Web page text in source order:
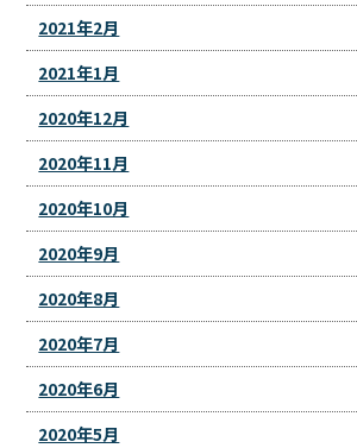
2021年2月
2021年1月
2020年12月
2020年11月
2020年10月
2020年9月
2020年8月
2020年7月
2020年6月
2020年5月